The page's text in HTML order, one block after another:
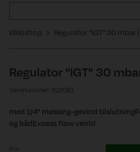
Webshop Regulator "IGT" 30 mbar
Regulator "IGT" 30
Varenummer: 612081
med 1/4" messing-gevind
og bådExcess flow ventil